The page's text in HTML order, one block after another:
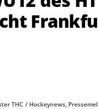
THC Hockeynews,